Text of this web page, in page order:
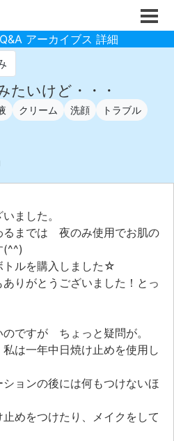
アーカイブス 詳細
いけど・・・
クリーム 洗顔
トラブル
ました。
るまでは 夜のみ使用でお肌の
(^^)
ルを購入しました☆
ありがとうございました！とっ
ですが ちょっと疑問が。
は一年中日焼け止めを使用し
ョンの後には何もつけないほ
めをつけたり、メイクをして